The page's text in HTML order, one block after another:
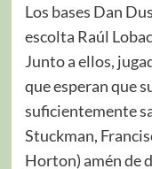
Los bases Dan
escolta Raúl
Junto a ellos,
que esperan que
suficientemente
Stuckman,
Horton) amén de